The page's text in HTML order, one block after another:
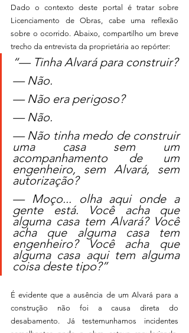
Dado o contexto deste portal é tratar sobre
Licenciamento de Obras, cabe uma reflexão
sobre o ocorrido. Abaixo, compartilho um breve
trecho da entrevista da proprietária ao repórter:
“— Tinha Alvará para construir?
— Não.
— Não era perigoso?
— Não.
— Não tinha medo de construir
uma casa sem um
acompanhamento de um
engenheiro, sem Alvará, sem
autorização?
— Moço... olha aqui onde a
gente está. Você acha que
alguma casa tem Alvará? Você
acha que alguma casa tem
engenheiro? Você acha que
alguma casa aqui tem alguma
coisa deste tipo?”
É evidente que a ausência de um Alvará para a
construção não foi a causa direta do
desabamento. Já testemunhamos incidentes